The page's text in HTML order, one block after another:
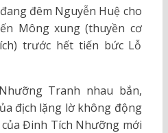
đêm Nguyễn Huệ cho
Mông xung (thuyền cơ
trước hết tiến bức Lỗ
Tranh nhau bắn,
địch lặng lờ không động
Đinh Tích Nhưỡng mới